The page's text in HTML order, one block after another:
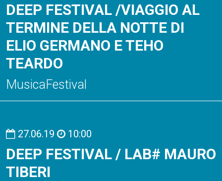
DEEP FESTIVAL /VIAGGIO AL
TERMINE DELLA NOTTE DI
ELIO GERMANO E TEHO
TEARDO
MusicaFestival
27.06.19 10:00
DEEP FESTIVAL / LAB# MAURO
TIBERI